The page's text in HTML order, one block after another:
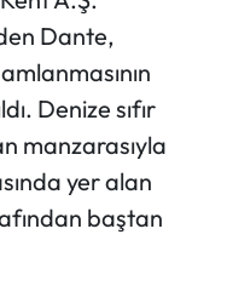
Dante,
Denize sıfır
manzarasıyla
yer alan
baştan